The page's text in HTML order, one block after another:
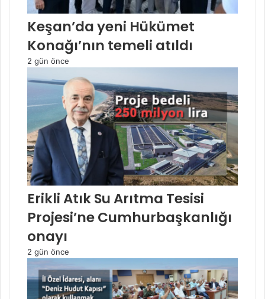
Keşan’da yeni Hükümet
Konağı’nın temeli atıldı
2 gün önce
Erikli Atık Su Arıtma Tesisi
Projesi’ne Cumhurbaşkanlığı
onayı
2 gün önce